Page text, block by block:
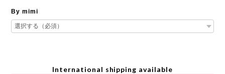
By mimi
International shipping available